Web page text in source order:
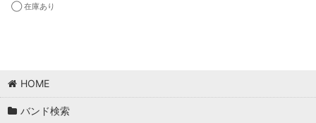
◯ 在庫あり
HOME
バンド検索